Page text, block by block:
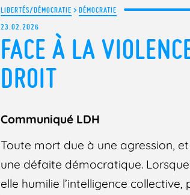
LIBERTÉS/DÉMOCRATIE >DÉMOCRATIE
23.02.2026
FACE À LA
DROIT
Communiqué LDH
Toute mort due à une agression,
une défaite démocratique.
elle humilie l’intelligence